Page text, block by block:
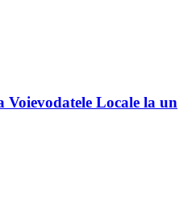
Voievodatele Locale la un